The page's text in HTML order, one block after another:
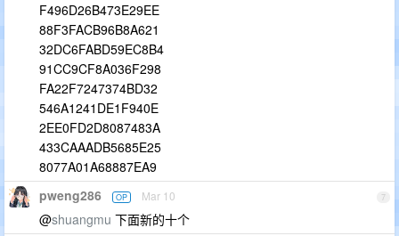
F496D26B473E29EE
88F3FACB96B8A621
32DC6FABD59EC8B4
91CC9CF8A036F298
FA22F7247374BD32
546A1241DE1F940E
2EE0FD2D8087483A
433CAAADB5685E25
8077A01A68887EA9
7
pweng286 OP Mar 10
@shuangmu 下面新的十个